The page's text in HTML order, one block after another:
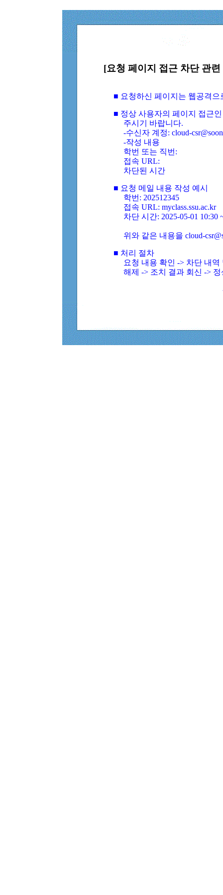
[요청 페이지 접근 차단 관
■ 요청하신 페이지는 웹공격
■ 정상 사용자의 페이지 접근
주시기 바랍니다.
-수신자 계정: cloud-
-작성 내용
학번 또는 직번:
접속 URL:
차단된 시간
■ 요청 메일 내용 작성 예시
학번: 202512345
접속 URL: myclass.ssu.ac.kr
차단 시간: 2025-05-01 10:30
위와 같은 내용을 cloud-
■ 처리 절차
요청 내용 확인 -> 차단 내
해제 -> 조치 결과 회신 ->